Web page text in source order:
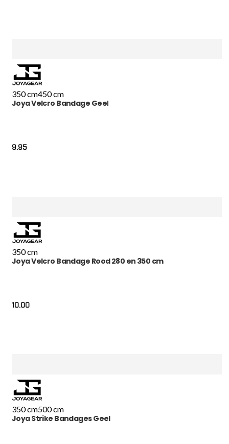
350 cm450 cm
Joya Velcro Bandage Geel
9.95
350 cm
Joya Velcro Bandage Rood 280 en 350 cm
10.00
350 cm500 cm
Joya Strike Bandages Geel